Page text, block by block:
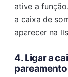
ative a
a caixa de
aparecer na
4. Ligar a
pareamento